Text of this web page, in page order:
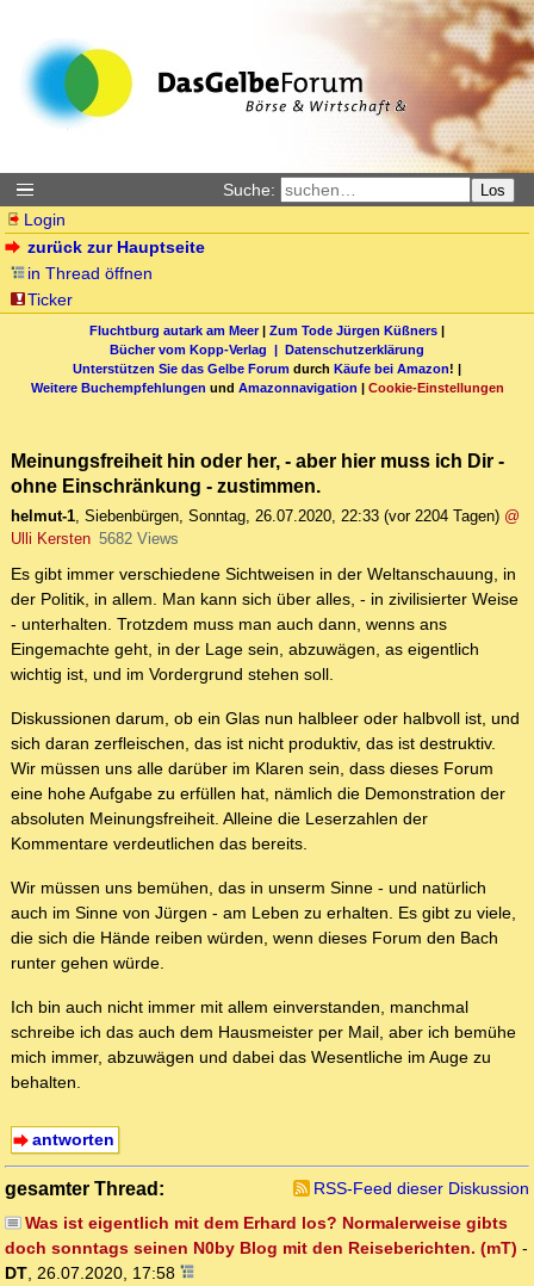
Suche: Los
Login
zurück zur Hauptseite
in Thread öffnen
Ticker
Fluchtburg autark am Meer| Zum Tode Jürgen Küßners |
Bücher vom Kopp-Verlag | Datenschutzerklärung
Unterstützen Sie das Gelbe Forum durch Käufe bei Amazon! |
Weitere Buchempfehlungen und Amazonnavigation | Cookie-Einstellungen
Meinungsfreiheit hin oder her, - aber hier muss ich Dir -
ohne Einschränkung - zustimmen.
helmut-1, Siebenbürgen, Sonntag, 26.07.2020, 22:33 (vor 2204 Tagen) @
Ulli Kersten 5682 Views
Es gibt immer verschiedene Sichtweisen in der Weltanschauung, in
der Politik, in allem. Man kann sich über alles, - in zivilisierter Weise
- unterhalten. Trotzdem muss man auch dann, wenns ans
Eingemachte geht, in der Lage sein, abzuwägen, as eigentlich
wichtig ist, und im Vordergrund stehen soll.
Diskussionen darum, ob ein Glas nun halbleer oder halbvoll ist, und
sich daran zerfleischen, das ist nicht produktiv, das ist destruktiv.
Wir müssen uns alle darüber im Klaren sein, dass dieses Forum
eine hohe Aufgabe zu erfüllen hat, nämlich die Demonstration der
absoluten Meinungsfreiheit. Alleine die Leserzahlen der
Kommentare verdeutlichen das bereits.
Wir müssen uns bemühen, das in unserm Sinne - und natürlich
auch im Sinne von Jürgen - am Leben zu erhalten. Es gibt zu viele,
die sich die Hände reiben würden, wenn dieses Forum den Bach
runter gehen würde.
Ich bin auch nicht immer mit allem einverstanden, manchmal
schreibe ich das auch dem Hausmeister per Mail, aber ich bemühe
mich immer, abzuwägen und dabei das Wesentliche im Auge zu
behalten.
antworten
gesamter Thread:
RSS-Feed dieser Diskussion
Was ist eigentlich mit dem Erhard los? Normalerweise gibts
doch sonntags seinen N0by Blog mit den Reiseberichten. (mT) -
DT, 26.07.2020, 17:58